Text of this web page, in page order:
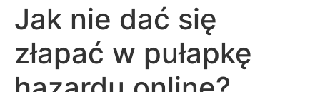
Jak nie dać się
złapać w pułapkę